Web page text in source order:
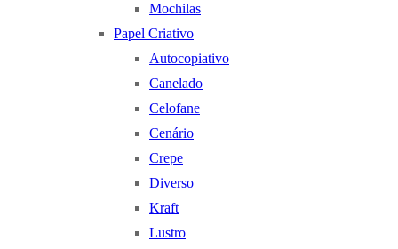
Mochilas
Papel Criativo
Autocopiativo
Canelado
Celofane
Cenário
Crepe
Diverso
Kraft
Lustro